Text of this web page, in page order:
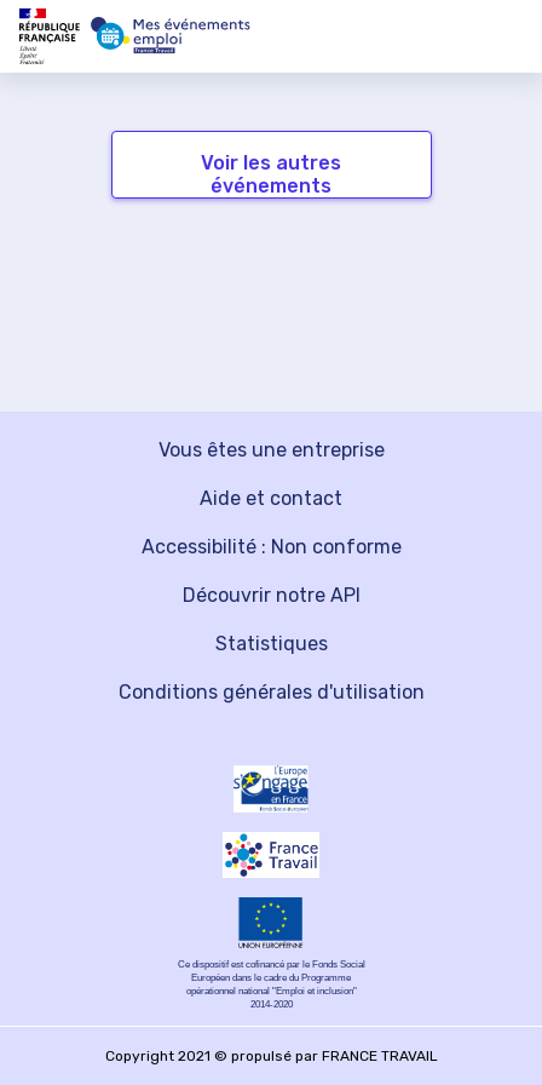
Voir les autres
événements
Vous êtes une entreprise
Découvrir notre API
Aide et contact
Statistiques
Accessibilité : Non conforme
Conditions générales d'utilisation
Ce dispositif est cofinancé par le Fonds Social
Européen dans le cadre du Programme
opérationnel national "Emploi et inclusion"
2014-2020
Copyright 2021 © propulsé par FRANCE TRAVAIL